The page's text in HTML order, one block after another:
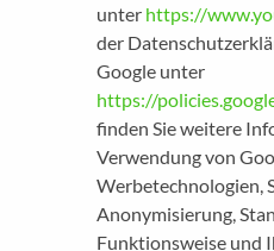
unter https://
der
Google unter
https://
finden Sie weitere
Verwendung von
Werbetechnologien,
Anonymisierung,
Funktionsweise und